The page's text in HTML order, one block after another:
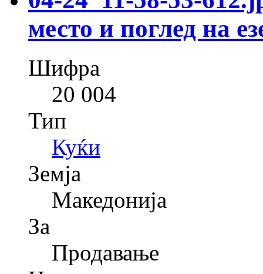
место и поглед на
Шифра
20 004
Тип
Куќи
Земја
Македонија
За
Продавање